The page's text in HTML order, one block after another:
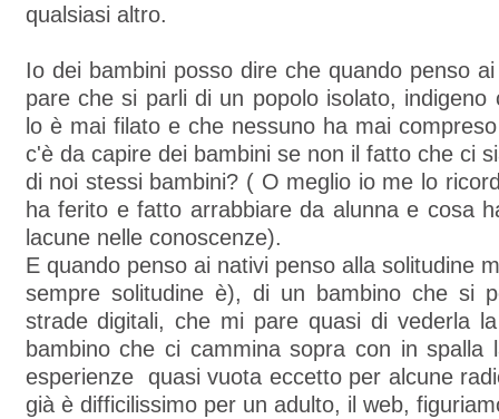
qualsiasi altro.
Io dei bambini posso dire che quando penso
pare che si parli di un popolo isolato, indigeno
lo è mai filato e che nessuno ha mai
c'è da capire dei bambini se non il fatto che ci
di noi stessi bambini? ( O meglio io me lo
ha ferito e fatto arrabbiare da alunna e cosa
lacune nelle conoscenze).
E quando penso ai nativi penso alla solitudine
sempre solitudine è), di un bambino che si
strade digitali, che mi pare quasi di vederla
bambino che ci cammina sopra con in spalla
esperienze quasi vuota eccetto per alcune
già è difficilissimo per un adulto, il web,